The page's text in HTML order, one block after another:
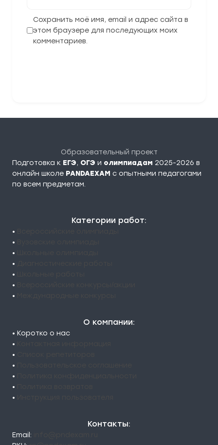
Сохранить моё имя, email и адрес сайта в
этом браузере для последующих моих
комментариев.
Образовательный проект
Подготовка к ЕГЭ, ОГЭ и олимпиадам 2025-2026 в
онлайн школе PANDAEXAM c опытными педагогами
по всем предметам.
Категории работ:
•
•
•
•
•
•
•
О компании:
• Коротко о нас
•
•
•
•
•
•
Контакты:
Email: